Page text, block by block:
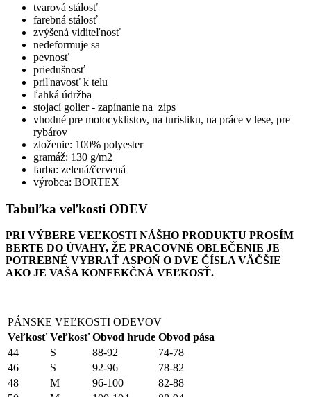
tvarová stálosť
farebná stálosť
zvýšená viditeľnosť
nedeformuje sa
pevnosť
priedušnosť
priľnavosť k telu
ľahká údržba
stojací golier - zapínanie na zips
vhodné pre motocyklistov, na turistiku, na práce v lese, pre
rybárov
zloženie: 100% polyester
gramáž: 130 g/m2
farba: zelená/červená
výrobca: BORTEX
Tabuľka veľkosti ODEV
PRI VÝBERE VEĽKOSTI NÁŠHO PRODUKTU PROSÍM
BERTE DO ÚVAHY, ŽE PRACOVNÉ OBLEČENIE JE
POTREBNÉ VYBRAŤ ASPOŇ O DVE ČÍSLA VÄČŠIE
AKO JE VAŠA KONFEKČNÁ VEĽKOSŤ.
PÁNSKE VEĽKOSTI ODEVOV
Veľkosť Veľkosť Obvod hrude Obvod pása
44
S 88-92
74-78
46
S 92-96
78-82
48
M 96-100
82-88